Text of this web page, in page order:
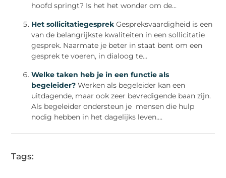
hoofd springt? Is het het wonder om de...
Het sollicitatiegesprek Gespreksvaardigheid is een
van de belangrijkste kwaliteiten in een sollicitatie
gesprek. Naarmate je beter in staat bent om een
gesprek te voeren, in dialoog te...
Welke taken heb je in een functie als
begeleider? Werken als begeleider kan een
uitdagende, maar ook zeer bevredigende baan zijn.
Als begeleider ondersteun je mensen die hulp
nodig hebben in het dagelijks leven....
Tags: